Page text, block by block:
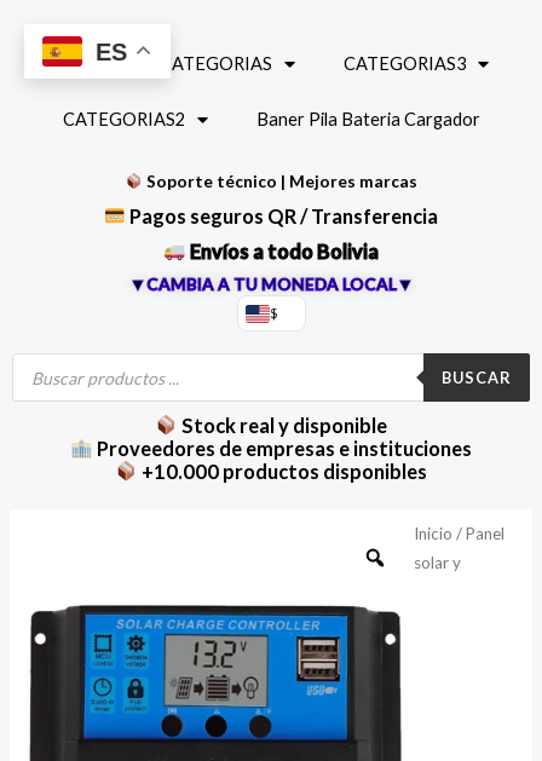
contenido
INICIO CATEGORIAS CATEGORIAS3
CATEGORIAS2 Baner Pila Bateria Cargador
Soporte técnico | Mejores marcas
Pagos seguros QR / Transferencia
Envíos a todo Bolivia
▼CAMBIA A TU MONEDA LOCAL▼
$
Búsqueda
productos
BUSCAR
Stock real y disponible
Proveedores de empresas e instituciones
+10.000 productos disponibles
Inicio /Panel
solar y
solar
ES